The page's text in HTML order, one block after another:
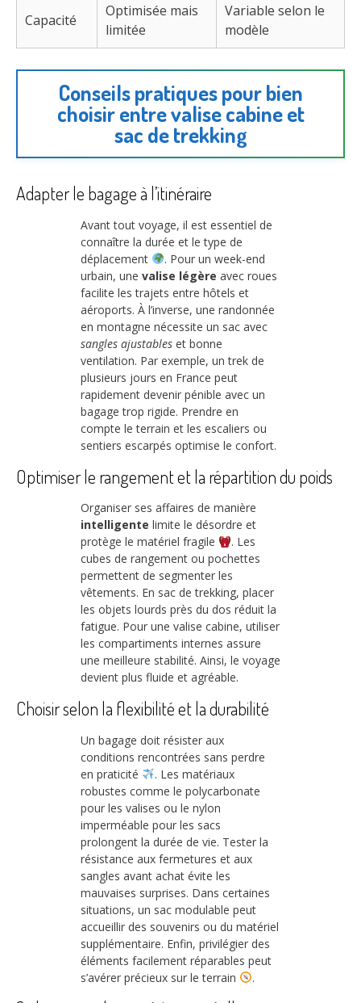
Capacité
Optimisée mais
limitée
Variable selon le
modèle
Conseils pratiques pour bien
choisir entre valise cabine et
sac de trekking
Adapter le bagage à l’itinéraire
Avant tout voyage, il est essentiel de
connaître la durée et le type de
déplacement
. Pour un week-end
urbain, une valise légère avec roues
facilite les trajets entre hôtels et
aéroports. À l’inverse, une randonnée
en montagne nécessite un sac avec
sangles ajustables et bonne
ventilation. Par exemple, un trek de
plusieurs jours en France peut
rapidement devenir pénible avec un
bagage trop rigide. Prendre en
compte le terrain et les escaliers ou
sentiers escarpés optimise le confort.
Optimiser le rangement et la répartition du poids
Organiser ses affaires de manière
intelligente limite le désordre et
protège le matériel fragile
. Les
cubes de rangement ou pochettes
permettent de segmenter les
vêtements. En sac de trekking, placer
les objets lourds près du dos réduit la
fatigue. Pour une valise cabine, utiliser
les compartiments internes assure
une meilleure stabilité. Ainsi, le voyage
devient plus fluide et agréable.
Choisir selon la flexibilité et la durabilité
Un bagage doit résister aux
conditions rencontrées sans perdre
en praticité
. Les matériaux
robustes comme le polycarbonate
pour les valises ou le nylon
imperméable pour les sacs
prolongent la durée de vie. Tester la
résistance aux fermetures et aux
sangles avant achat évite les
mauvaises surprises. Dans certaines
situations, un sac modulable peut
accueillir des souvenirs ou du matériel
supplémentaire. Enfin, privilégier des
éléments facilement réparables peut
s’avérer précieux sur le terrain
.